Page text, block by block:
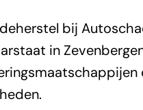
bij
in